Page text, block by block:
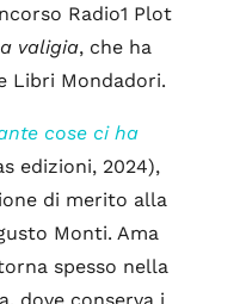
Radio1 Plot
valigia, che ha
Libri Mondadori.
cose ci ha
edizioni, 2024),
di merito alla
Monti. Ama
spesso nella
dove conserva i